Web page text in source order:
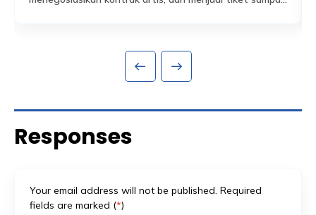
dan perencanaan keamanan yang menyertainya.
Responses
Your email address will not be published. Required
fields are marked (*)